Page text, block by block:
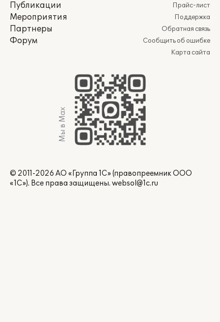
Публикации
Мероприятия
Партнеры
Форум
Прайс-лист
Поддержка
Обратная связь
Сообщить об ошибке
Карта сайта
Мы в Max
© 2011-2026 АО «Группа 1С» (правопреемник ООО
«1С»). Все права защищены. websol@1c.ru